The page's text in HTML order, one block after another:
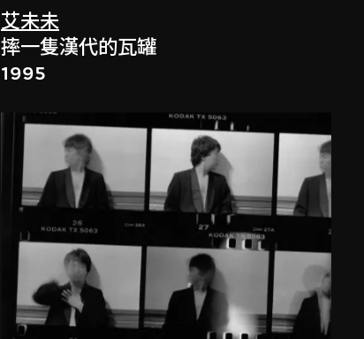
艾未未
摔一隻漢代的瓦罐
1995